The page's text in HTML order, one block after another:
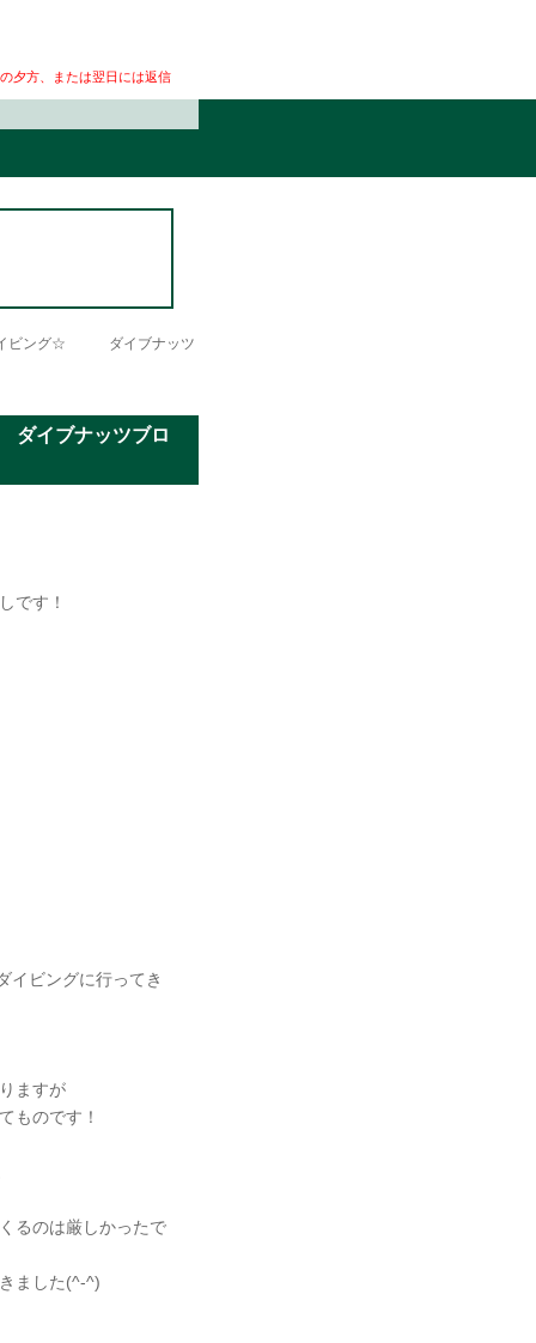
夕方、または翌日には返信
イビング☆ ダイブナッツ
イブナッツブロ
です！
イビングに行ってき
ますが
ものです！
るのは厳しかったで
ました(^-^)